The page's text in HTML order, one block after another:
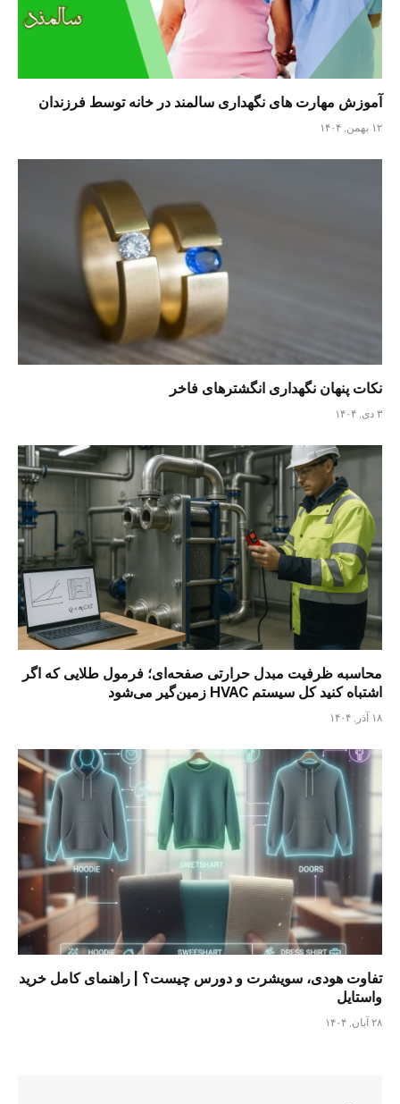
آموزش مهارت های نگهداری سالمند در خانه توسط فرزندان
۱۲ بهمن, ۱۴۰۴
نکات پنهان نگهداری انگشترهای فاخر
۳ دی, ۱۴۰۴
محاسبه ظرفیت مبدل حرارتی صفحه‌ای؛ فرمول طلایی که اگر
اشتباه کنید کل سیستم HVAC زمین‌گیر می‌شود
۱۸ آذر, ۱۴۰۴
تفاوت هودی، سویشرت و دورس چیست؟ | راهنمای کامل خرید
واستایل
۲۸ آبان, ۱۴۰۴